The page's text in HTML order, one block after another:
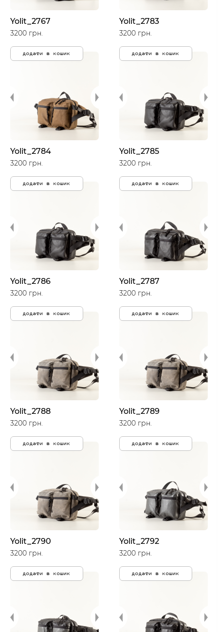
Yolit_2767
3200 грн.
додати в кошик
Yolit_2783
3200 грн.
додати в кошик
Yolit_2784
3200 грн.
додати в кошик
Yolit_2785
3200 грн.
додати в кошик
Yolit_2786
3200 грн.
додати в кошик
Yolit_2787
3200 грн.
додати в кошик
Yolit_2788
3200 грн.
додати в кошик
Yolit_2789
3200 грн.
додати в кошик
Yolit_2790
3200 грн.
додати в кошик
Yolit_2792
3200 грн.
додати в кошик